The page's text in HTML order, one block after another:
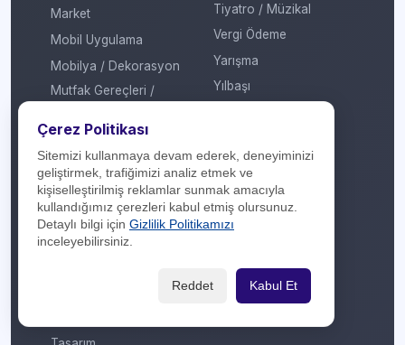
Market
Mobil Uygulama
Mobilya / Dekorasyon
Mutfak Gereçleri /
Optik / Saat
Otomotiv
Oyuncak / Çocuk
Profesyonel Hizmet
Sağlık / Hastane
Tiyatro / Müzikal
Vergi Ödeme
Yarışma
Yılbaşı
Çerez Politikası
Sitemizi kullanmaya devam ederek, deneyiminizi
geliştirmek, trafiğimizi analiz etmek ve
kişiselleştirilmiş reklamlar sunmak amacıyla
kullandığımız çerezleri kabul etmiş olursunuz.
Detaylı bilgi için Gizlilik Politikamızı
inceleyebilirsiniz.
Reddet Kabul Et